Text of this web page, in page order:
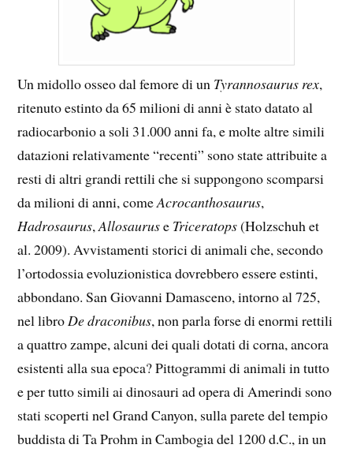
Un midollo osseo dal femore di un Tyrannosaurus rex,
ritenuto estinto da 65 milioni di anni è stato datato al
radiocarbonio a soli 31.000 anni fa, e molte altre simili
datazioni relativamente “recenti” sono state attribuite a
resti di altri grandi rettili che si suppongono scomparsi
da milioni di anni, comeAcrocanthosaurus,
Hadrosaurus,Allosauruse Triceratops(Holzschuh et
al. 2009). Avvistamenti storici di animali che, secondo
l’ortodossia evoluzionistica dovrebbero essere estinti,
abbondano. San Giovanni Damasceno, intorno al 725,
nel libroDe draconibus, non parla forse di enormi rettili
a quattro zampe, alcuni dei quali dotati di corna, ancora
esistenti alla sua epoca? Pittogrammi di animali in tutto
e per tutto simili ai dinosauri ad opera di Amerindi sono
stati scoperti nel Grand Canyon, sulla parete del tempio
buddista di Ta Prohm in Cambogia del 1200 d.C., in un